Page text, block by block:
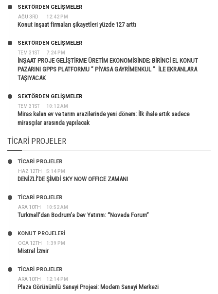
AĞU 3RD 12:42 PM
SEKTÖRDEN GELIŞMELER
Konut inşaat firmaları şikayetleri yüzde 127 arttı
TEM 31ST 7:24 PM
SEKTÖRDEN GELIŞMELER
İNŞAAT PROJE GELİŞTİRME ÜRETİM EKONOMİSİNDE; BİRİNCİ EL KONUT
PAZARINI GPPS PLATFORMU ” PİYASA GAYRİMENKUL ” İLE EKRANLARA
TAŞIYACAK
TEM 31ST 10:12 AM
SEKTÖRDEN GELIŞMELER
Miras kalan ev ve tarım arazilerinde yeni dönem: İlk ihale artık sadece
mirasçılar arasında yapılacak
TICARI PROJELER
HAZ 12TH 5:14 PM
TİCARİ PROJELER
DENİZLİ’DE ŞİMDİ SKY NOW OFFICE ZAMANI
ARA 10TH 10:52 AM
TİCARİ PROJELER
Turkmall’dan Bodrum’a Dev Yatırım: “Novada Forum”
OCA 12TH 1:39 PM
KONUT PROJELERI
Mistral İzmir
ARA 10TH 12:14 PM
TİCARİ PROJELER
Plaza Görünümlü Sanayi Projesi: Modern Sanayi Merkezi